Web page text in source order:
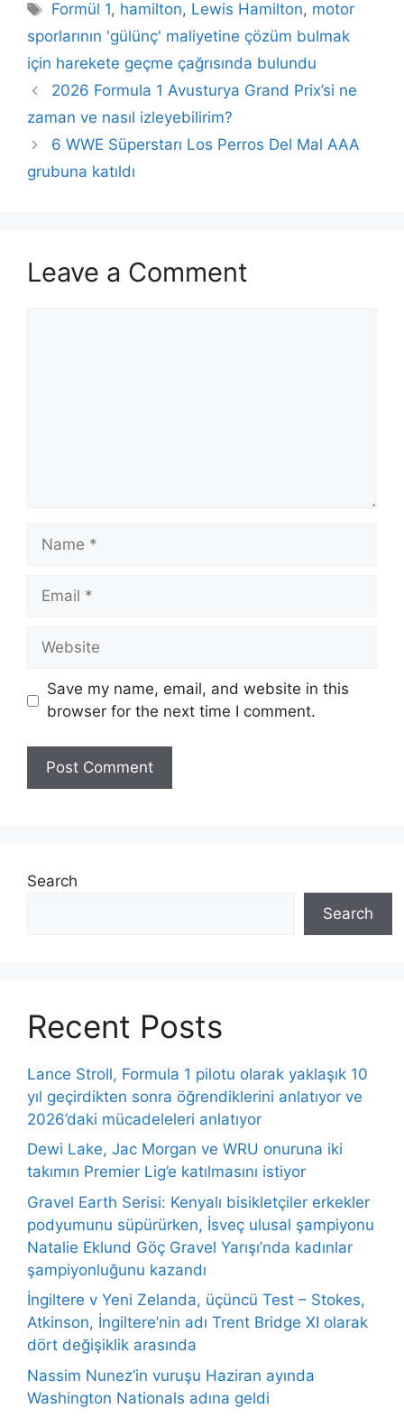
Tags
Formül 1, hamilton, Lewis Hamilton, motor
sporlarının 'gülünç' maliyetine çözüm bulmak
için harekete geçme çağrısında bulundu
2026 Formula 1 Avusturya Grand Prix’si ne
zaman ve nasıl izleyebilirim?
6 WWE Süperstarı Los Perros Del Mal AAA
grubuna katıldı
Leave a Comment
Name
Email
Website
Save my name, email, and website in this
browser for the next time I comment.
Search
Search
Recent Posts
Lance Stroll, Formula 1 pilotu olarak yaklaşık 10
yıl geçirdikten sonra öğrendiklerini anlatıyor ve
2026’daki mücadeleleri anlatıyor
Dewi Lake, Jac Morgan ve WRU onuruna iki
takımın Premier Lig’e katılmasını istiyor
Gravel Earth Serisi: Kenyalı bisikletçiler erkekler
podyumunu süpürürken, İsveç ulusal şampiyonu
Natalie Eklund Göç Gravel Yarışı’nda kadınlar
şampiyonluğunu kazandı
İngiltere v Yeni Zelanda, üçüncü Test – Stokes,
Atkinson, İngiltere’nin adı Trent Bridge XI olarak
dört değişiklik arasında
Nassim Nunez’in vuruşu Haziran ayında
Washington Nationals adına geldi